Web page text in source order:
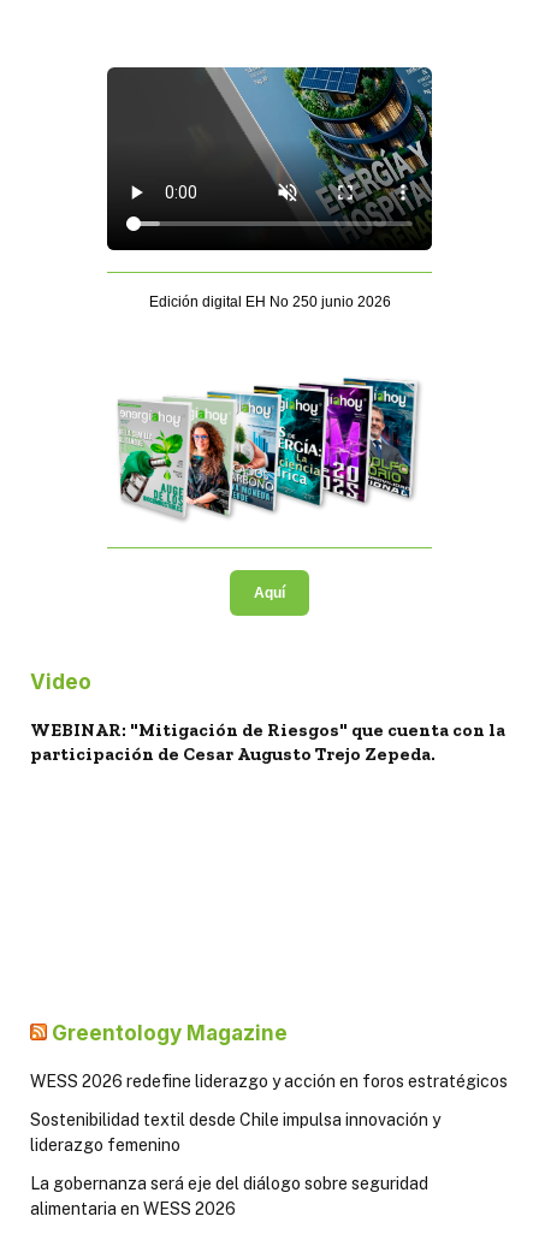
Edición digital EH No 250 junio 2026
Aquí
Video
WEBINAR: "Mitigación de Riesgos" que cuenta con la
participación de Cesar Augusto Trejo Zepeda.
Greentology Magazine
WESS 2026 redefine liderazgo y acción en foros estratégicos
Sostenibilidad textil desde Chile impulsa innovación y
liderazgo femenino
La gobernanza será eje del diálogo sobre seguridad
alimentaria en WESS 2026